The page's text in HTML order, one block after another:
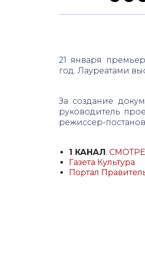
21 января
год. Лауреатами
За создание
руководитель
режиссер-
1 КАНАЛ.
Газета Культура
Портал